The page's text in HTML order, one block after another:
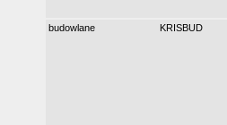
budowlane KRISBUD